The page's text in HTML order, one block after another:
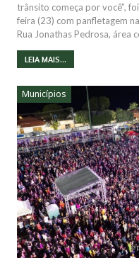
trânsito começa por você”,
feira (23) com panfletagem
Rua Jonathas Pedrosa, área
LEIA MAIS...
Municípios